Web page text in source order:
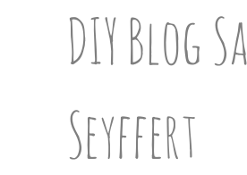
DIY Blog
Seyffert